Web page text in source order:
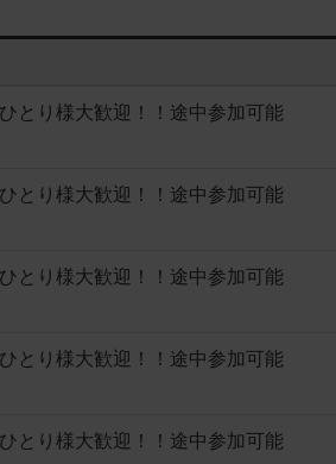
とり様大歓迎！！途中参加可能
とり様大歓迎！！途中参加可能
とり様大歓迎！！途中参加可能
とり様大歓迎！！途中参加可能
とり様大歓迎！！途中参加可能